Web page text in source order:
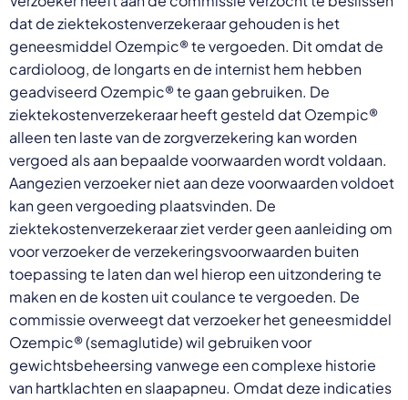
ondersteuning bieden bij schulden, niet
straffen
Schrap de opslag op de zorgpremie voor mensen die
niet kunnen betalen en bied proactieve
ondersteuning, zoals automatische zorgtoeslag. Zo
voorkomt de overheid schulden, vermindert stress
en blijft noodzakelijke zorg toegankelijk.
Lees meer
русский
Espanol
Francais
dat de ziektekostenverzekeraar gehouden is het
geneesmiddel Ozempic® te vergoeden. Dit omdat de
cardioloog, de longarts en de internist hem hebben
geadviseerd Ozempic® te gaan gebruiken. De
ziektekostenverzekeraar heeft gesteld dat Ozempic®
alleen ten laste van de zorgverzekering kan worden
vergoed als aan bepaalde voorwaarden wordt voldaan.
Aangezien verzoeker niet aan deze voorwaarden voldoet
kan geen vergoeding plaatsvinden. De
ziektekostenverzekeraar ziet verder geen aanleiding om
voor verzoeker de verzekeringsvoorwaarden buiten
toepassing te laten dan wel hierop een uitzondering te
maken en de kosten uit coulance te vergoeden. De
commissie overweegt dat verzoeker het geneesmiddel
Ozempic® (semaglutide) wil gebruiken voor
gewichtsbeheersing vanwege een complexe historie
van hartklachten en slaapapneu. Omdat deze indicaties